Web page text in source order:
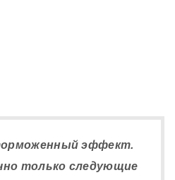
эффект.
только следующие